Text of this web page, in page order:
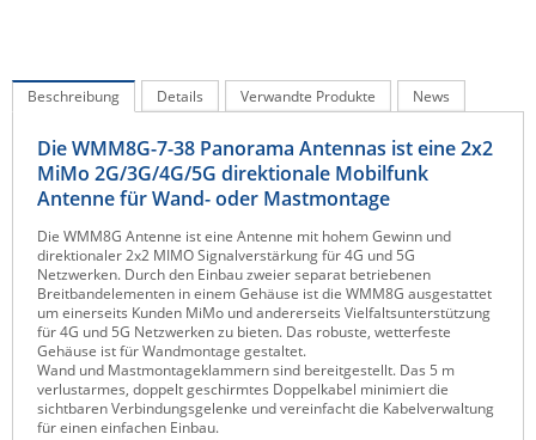
Legrand
Milesight
Moxa
Netio
Panorama Antennas
PatchSee
Power Kingdom
Poynting
Raritan
Beschreibung Details Verwandte Produkte News
Die WMM8G-7-38 Panorama Antennas ist eine 2x2
MiMo 2G/3G/4G/5G direktionale Mobilfunk
Antenne für Wand- oder Mastmontage
Die WMM8G Antenne ist eine Antenne mit hohem Gewinn und
direktionaler 2x2 MIMO Signalverstärkung für 4G und 5G
Netzwerken. Durch den Einbau zweier separat betriebenen
Breitbandelementen in einem Gehäuse ist die WMM8G ausgestattet
um einerseits Kunden MiMo und andererseits Vielfaltsunterstützung
für 4G und 5G Netzwerken zu bieten. Das robuste, wetterfeste
Gehäuse ist für Wandmontage gestaltet.
Wand und Mastmontageklammern sind bereitgestellt. Das 5 m
verlustarmes, doppelt geschirmtes Doppelkabel minimiert die
sichtbaren Verbindungsgelenke und vereinfacht die Kabelverwaltung
für einen einfachen Einbau.